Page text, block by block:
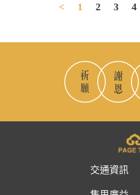
< 1 2 3 4
交通資訊